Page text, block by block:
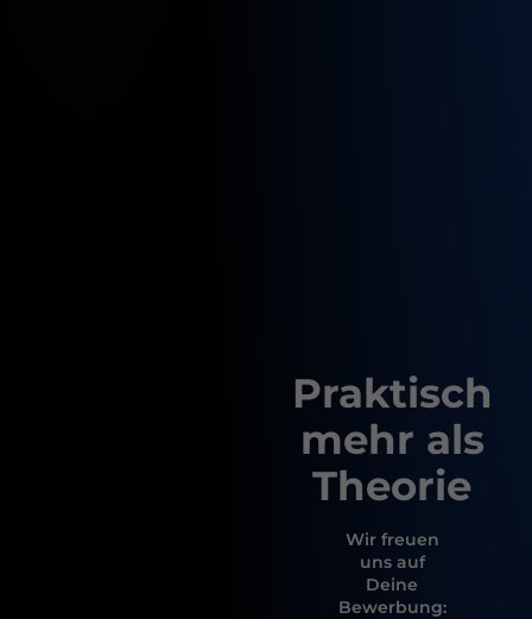
Praktisch
mehr als
Theorie
Wir freuen
uns auf
Deine
Bewerbung: